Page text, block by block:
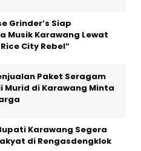
Grinder’s Siap
Musik Karawang Lewat
City Rebel”
Paket Seragam
Murid di Karawang Minta
Karawang Segera
di Rengasdengklok